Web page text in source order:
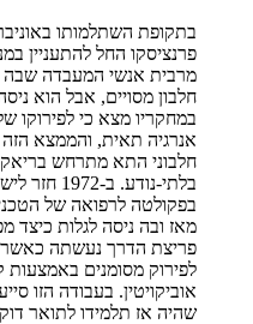
בתקופת השתלמותו
פרנציסקו החל להתעניין
מרבית אנשי המעבדה שבה
חלבון מסויים, אבל הוא
במחקריו מצא כי לפירוקו
אנרגיה תאית, והממצא
חלבוני התא מתרחש
בלתי-נודע.
בפקולטה לרפואה של
מאז ובה ניסה לגלות כיצד
פריצת הדרך נעשתה כאשר
לפירוק מסומנים באמצעות
אוביקויטין. בעבודה הזו
שהיה אז תלמידו לתואר